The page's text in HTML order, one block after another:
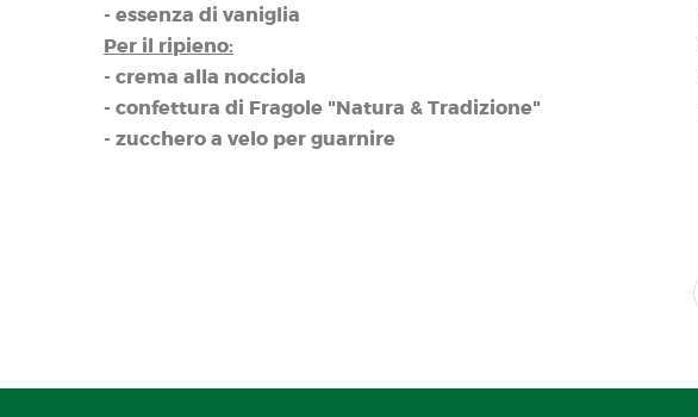
- essenza di vaniglia
Per il ripieno:
- crema alla nocciola
- confettura di Fragole "Natura & Tradizione"
- zucchero a velo per guarnire